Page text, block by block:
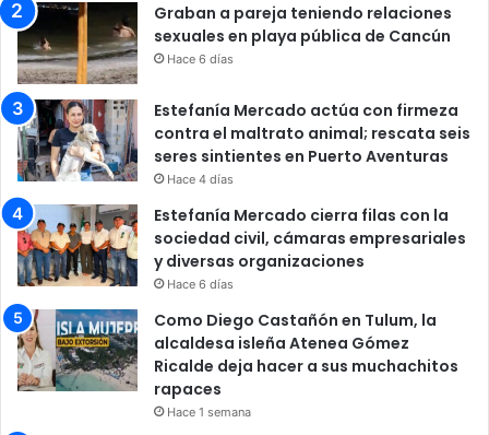
Graban a pareja teniendo relaciones
sexuales en playa pública de Cancún
Hace 6 días
Estefanía Mercado actúa con firmeza
contra el maltrato animal; rescata seis
seres sintientes en Puerto Aventuras
Hace 4 días
Estefanía Mercado cierra filas con la
sociedad civil, cámaras empresariales
y diversas organizaciones
Hace 6 días
Como Diego Castañón en Tulum, la
alcaldesa isleña Atenea Gómez
Ricalde deja hacer a sus muchachitos
rapaces
Hace 1 semana